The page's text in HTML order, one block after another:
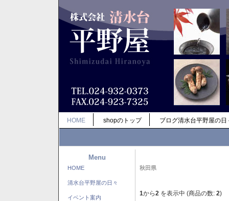
HOME shopのトップ ブログ清水台平野屋の日
Menu
HOME
清水台平野屋の日々
イベント案内
秋田県
1から2 を表示中 (商品の数: 2)